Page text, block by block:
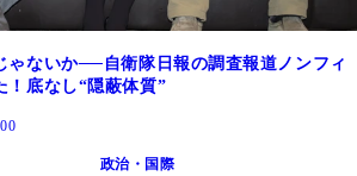
ゃないか──自衛隊日報の調査報道ノンフィ
！底なし“隠蔽体質”
政治・国際